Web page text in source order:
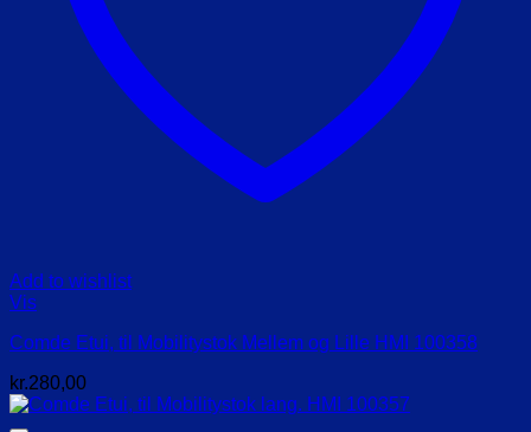
Add to wishlist
Vis
Comde Etui, til Mobilitystok Mellem og Lille HMI 100358
kr.280,00